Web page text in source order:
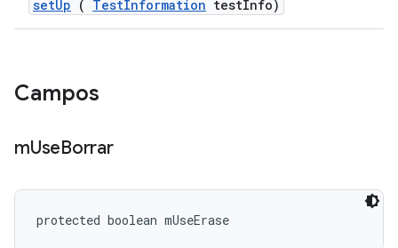
setUp ( TestInformation testInfo)
Campos
mUseBorrar
protected boolean mUseErase